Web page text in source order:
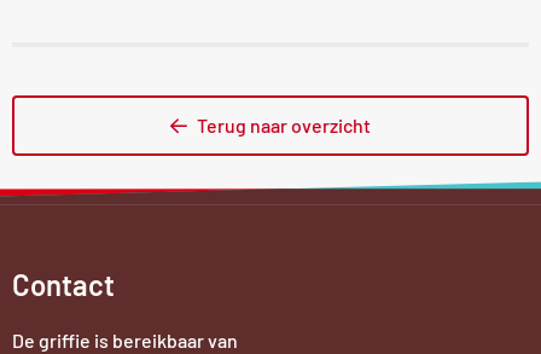
Terug naar overzicht
Contact
De griffie is bereikbaar van